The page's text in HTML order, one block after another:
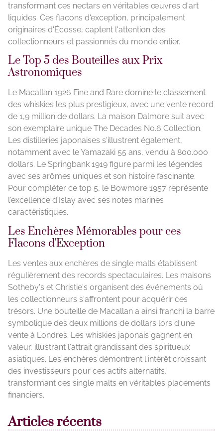
transformant ces nectars en véritables œuvres d'art
liquides. Ces flacons d'exception, principalement
originaires d'Écosse, captent l'attention des
collectionneurs et passionnés du monde entier.
Le Top 5 des Bouteilles aux Prix
Astronomiques
Le Macallan 1926 Fine and Rare domine le classement
des whiskies les plus prestigieux, avec une vente record
de 1,9 million de dollars. La maison Dalmore suit avec
son exemplaire unique The Decades No.6 Collection.
Les distilleries japonaises s'illustrent également,
notamment avec le Yamazaki 55 ans, vendu à 800.000
dollars. Le Springbank 1919 figure parmi les légendes
avec ses arômes uniques et son histoire fascinante.
Pour compléter ce top 5, le Bowmore 1957 représente
l'excellence d'Islay avec ses notes marines
caractéristiques.
Les Enchères Mémorables pour ces
Flacons d'Exception
Les ventes aux enchères de single malts établissent
régulièrement des records spectaculaires. Les maisons
Sotheby's et Christie's organisent des événements où
les collectionneurs s'affrontent pour acquérir ces
trésors. Une bouteille de Macallan a ainsi franchi la barre
symbolique des deux millions de dollars lors d'une
vente à Londres. Les whiskies japonais gagnent en
valeur, illustrant l'attrait grandissant des spiritueux
asiatiques. Les enchères démontrent l'intérêt croissant
des investisseurs pour ces actifs alternatifs,
transformant ces single malts en véritables placements
financiers.
Articles récents